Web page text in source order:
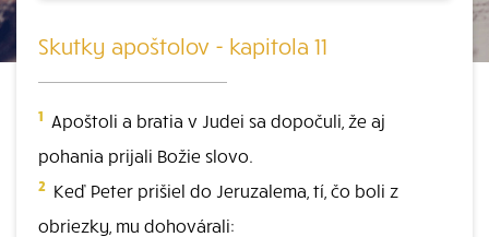
Skutky apoštolov - kapitola 11
1 Apoštoli a bratia v Judei sa dopočuli, že aj
pohania prijali Božie slovo.
2 Keď Peter prišiel do Jeruzalema, tí, čo boli z
obriezky, mu dohovárali: